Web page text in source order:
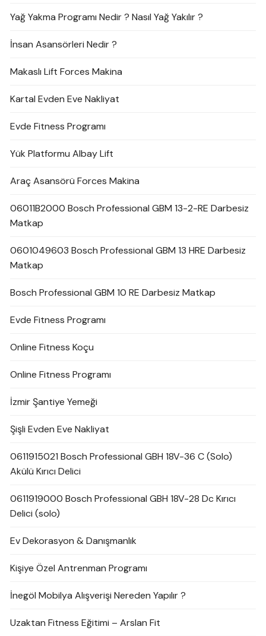
Yağ Yakma Programı Nedir ? Nasıl Yağ Yakılır ?
İnsan Asansörleri Nedir ?
Makaslı Lift Forces Makina
Kartal Evden Eve Nakliyat
Evde Fitness Programı
Yük Platformu Albay Lift
Araç Asansörü Forces Makina
06011B2000 Bosch Professional GBM 13-2-RE Darbesiz
Matkap
0601049603 Bosch Professional GBM 13 HRE Darbesiz
Matkap
Bosch Professional GBM 10 RE Darbesiz Matkap
Evde Fitness Programı
Online Fitness Koçu
Online Fitness Programı
İzmir Şantiye Yemeği
Şişli Evden Eve Nakliyat
0611915021 Bosch Professional GBH 18V-36 C (Solo)
Akülü Kırıcı Delici
0611919000 Bosch Professional GBH 18V-28 Dc Kırıcı
Delici (solo)
Ev Dekorasyon & Danışmanlık
Kişiye Özel Antrenman Programı
İnegöl Mobilya Alışverişi Nereden Yapılır ?
Uzaktan Fitness Eğitimi – Arslan Fit